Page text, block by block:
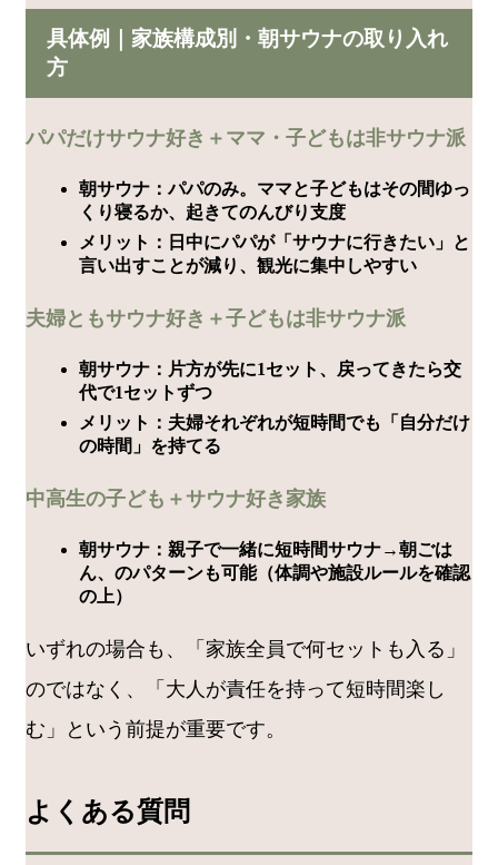
具体例｜家族構成別・朝サウナの取り入れ
方
パパだけサウナ好き＋ママ・子どもは非サウナ派
朝サウナ：パパのみ。ママと子どもはその間ゆっ
くり寝るか、起きてのんびり支度
メリット：日中にパパが「サウナに行きたい」と
言い出すことが減り、観光に集中しやすい
夫婦ともサウナ好き＋子どもは非サウナ派
朝サウナ：片方が先に1セット、戻ってきたら交
代で1セットずつ
メリット：夫婦それぞれが短時間でも「自分だけ
の時間」を持てる
中高生の子ども＋サウナ好き家族
朝サウナ：親子で一緒に短時間サウナ→朝ごは
ん、のパターンも可能（体調や施設ルールを確認
の上）
いずれの場合も、「家族全員で何セットも入る」
のではなく、「大人が責任を持って短時間楽し
む」という前提が重要です。
よくある質問